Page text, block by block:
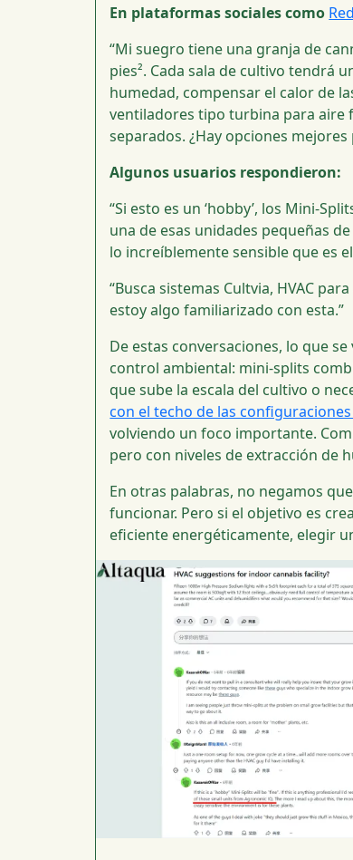
En plataformas sociales como
“Mi suegro tiene una granja de
pies². Cada sala de cultivo tendrá
humedad, compensar el calor de
ventiladores tipo turbina para aire
separados. ¿Hay opciones
Algunos usuarios respondieron:
“Si esto es un ‘hobby’, los Mini-
una de esas unidades pequeñas
lo increíblemente sensible que es
“Busca sistemas Cultvia, HVAC
estoy algo familiarizado con esta.”
De estas conversaciones, lo que
control ambiental: mini-splits
que sube la escala del cultivo o
con el techo de las
volviendo un foco importante.
pero con niveles de extracción de
En otras palabras, no negamos
funcionar. Pero si el objetivo es
eficiente energéticamente, elegir